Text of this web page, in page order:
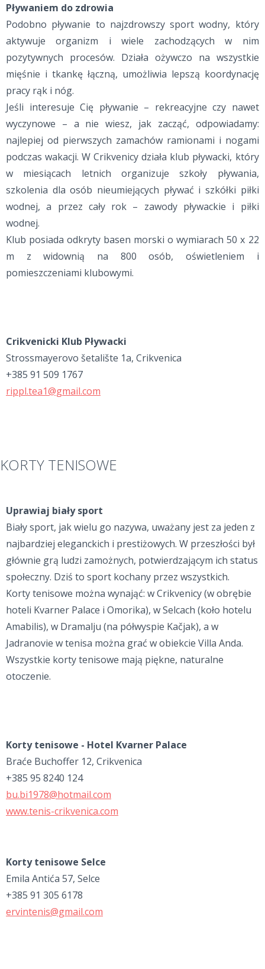
Pływaniem do zdrowia
Podobno pływanie to najzdrowszy sport wodny, który
aktywuje organizm i wiele zachodzących w nim
pozytywnych procesów. Działa ożywczo na wszystkie
mięśnie i tkankę łączną, umożliwia lepszą koordynację
pracy rąk i nóg.
Jeśli interesuje Cię pływanie – rekreacyjne czy nawet
wyczynowe – a nie wiesz, jak zacząć, odpowiadamy:
najlepiej od pierwszych zamachów ramionami i nogami
podczas wakacji. W Crikvenicy działa klub pływacki, który
w miesiącach letnich organizuje szkoły pływania,
szkolenia dla osób nieumiejących pływać i szkółki piłki
wodnej, a przez cały rok – zawody pływackie i piłki
wodnej.
Klub posiada odkryty basen morski o wymiarach 50 x 22
m z widownią na 800 osób, oświetleniem i
pomieszczeniami klubowymi.
Crikvenicki Klub Pływacki
Strossmayerovo šetalište 1a, Crikvenica
+385 91 509 1767
rippl.tea1@gmail.com
KORTY TENISOWE
Uprawiaj biały sport
Biały sport, jak wielu go nazywa, uważany jest za jeden z
najbardziej eleganckich i prestiżowych. W przeszłości był
głównie grą ludzi zamożnych, potwierdzającym ich status
społeczny. Dziś to sport kochany przez wszystkich.
Korty tenisowe można wynająć: w Crikvenicy (w obrębie
hoteli Kvarner Palace i Omorika), w Selcach (koło hotelu
Amabilis), w Dramalju (na półwyspie Kačjak), a w
Jadranovie w tenisa można grać w obiekcie Villa Anda.
Wszystkie korty tenisowe mają piękne, naturalne
otoczenie.
Korty tenisowe - Hotel Kvarner Palace
Braće Buchoffer 12, Crikvenica
+385 95 8240 124
bu.bi1978@hotmail.com
www.tenis-crikvenica.com
Korty tenisowe Selce
Emila Antića 57, Selce
+385 91 305 6178
ervintenis@gmail.com